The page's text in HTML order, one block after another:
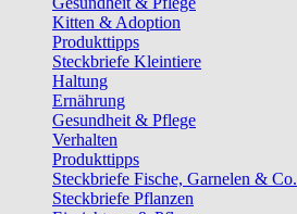
Kitten & Adoption
Produkttipps
Steckbriefe Kleintiere
Haltung
Ernährung
Gesundheit & Pflege
Verhalten
Produkttipps
Steckbriefe Fische, Garnelen & Co.
Steckbriefe Pflanzen